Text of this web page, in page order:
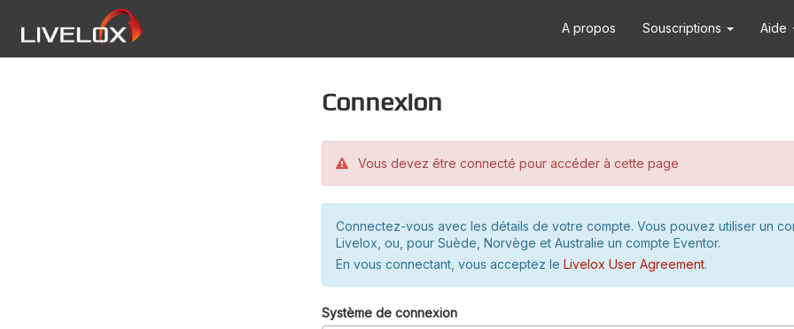
A propos Souscriptions Aide
Connexion
Vous devez être connecté pour accéder à cette page
Connectez-vous avec les détails de votre compte. Vous pouvez utiliser un
Livelox, ou, pour Suède, Norvège et Australie un compte Eventor.
En vous connectant, vous acceptez le Livelox User Agreement.
Système de connexion